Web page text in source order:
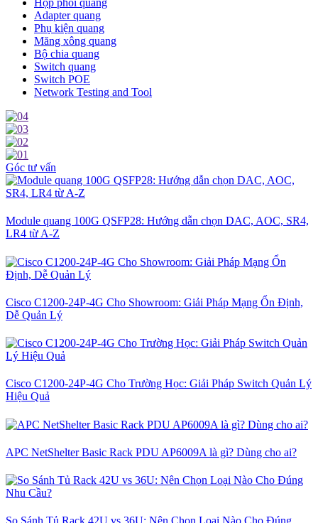
Hộp phối quang
Adapter quang
Phụ kiện quang
Măng xông quang
Bộ chia quang
Switch quang
Switch POE
Network Testing and Tool
Góc tư vấn
Module quang 100G QSFP28: Hướng dẫn chọn DAC, AOC, SR4,
LR4 từ A-Z
Cisco C1200-24P-4G Cho Showroom: Giải Pháp Mạng Ổn Định,
Dễ Quản Lý
Cisco C1200-24P-4G Cho Trường Học: Giải Pháp Switch Quản Lý
Hiệu Quả
APC NetShelter Basic Rack PDU AP6009A là gì? Dùng cho ai?